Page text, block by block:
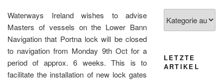
Waterways Ireland wishes to advise
Masters of vessels on the Lower Bann
Navigation that Portna lock will be closed
to navigation from Monday 9th Oct for a
period of approx. 6 weeks. This is to
facilitate the installation of new lock gates
LETZTE
ARTIKEL